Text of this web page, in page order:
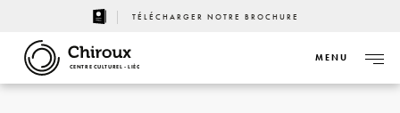
TÉLÉCHARGER NOTRE BROCHURE
CENTRE CULTUREL - LIÈGE
MENU